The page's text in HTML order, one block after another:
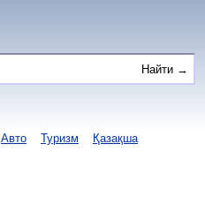
Авто Туризм Қазақша